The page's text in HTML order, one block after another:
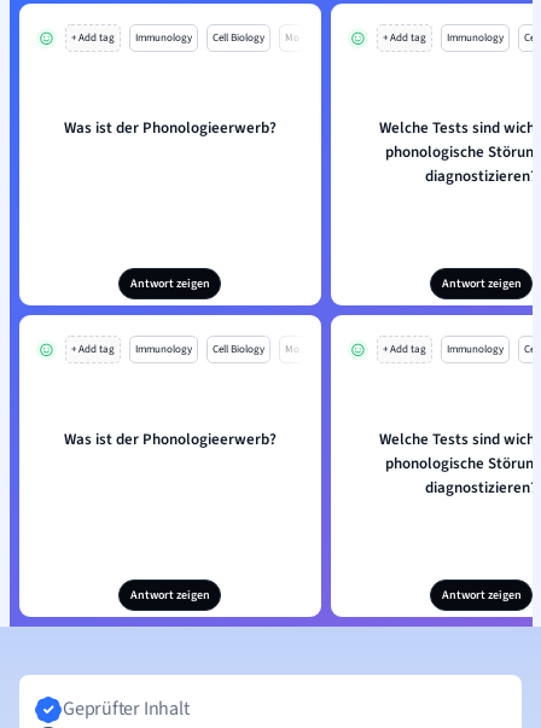
+ Add tag Immunology Cell Biology Mo
Was ist der Phonologieerwerb?
Antwort zeigen
+ Add tag Immunology
Welche Tests sind
phonologische
diagnostizieren?
Antwort zeigen
+ Add tag Immunology Cell Biology Mo
Was ist der Phonologieerwerb?
Antwort zeigen
+ Add tag Immunology
Welche Tests sind
phonologische
diagnostizieren?
Antwort zeigen
Geprüfter Inhalt